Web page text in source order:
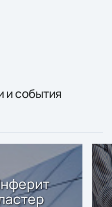
и события